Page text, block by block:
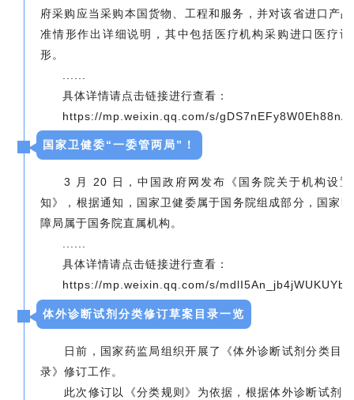
府采购应当采购本国货物、工程和服务，并对该省进口产
准情形作出详细说明，其中包括医疗机构采购进口医疗
形。
具体详情请点击链接进行查看：
https://mp.weixin.qq.com/s/
国家卫健委“一委管两局”！
3 月 20 日，中国政府网发布《国务院关于机构设置
知》，根据通知，国家卫健委属于国务院组成部分，国家
障局属于国务院直属机构。
具体详情请点击链接进行查看：
https://mp.weixin.qq.com/s/
体外诊断试剂分类修订草案目录一览
日前，国家药监局组织开展了《体外诊断试剂分类目
录》修订工作。
此次修订以《分类规则》为依据，根据体外诊断试剂